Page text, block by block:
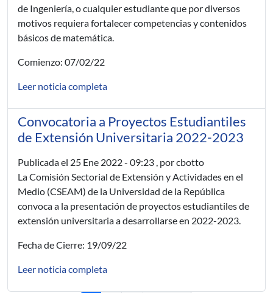
de Ingeniería, o cualquier estudiante que por diversos
motivos requiera fortalecer competencias y contenidos
básicos de matemática.
Comienzo: 07/02/22
Leer noticia completa
Convocatoria a Proyectos Estudiantiles
de Extensión Universitaria 2022-2023
Publicada el 25 Ene 2022 - 09:23 , por cbotto
La Comisión Sectorial de Extensión y Actividades en el
Medio (CSEAM) de la Universidad de la República
convoca a la presentación de proyectos estudiantiles de
extensión universitaria a desarrollarse en 2022-2023.
Fecha de Cierre: 19/09/22
Leer noticia completa